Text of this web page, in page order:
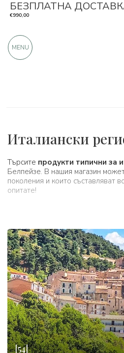
Италиански
Търсите продукти типични за
Белпейзе. В нашия магазин
поколения и които съставляват
опитате!
[54]
БЕЗПЛАТНА
€990,00
MENU